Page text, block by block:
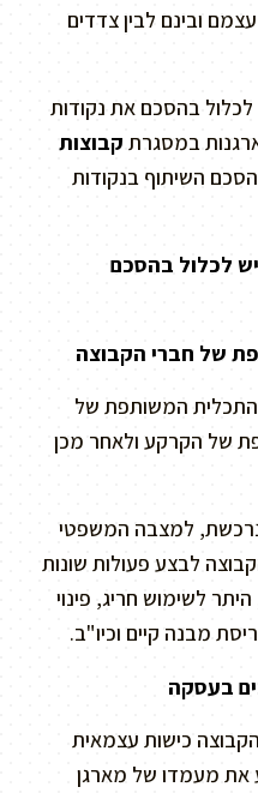
ובינם לבין צדדים
לכלול בהסכם את נקודות
במסגרת קבוצות
השיתוף בנקודות
לכלול בהסכם
של חברי הקבוצה
המשותפת של
של הקרקע ולאחר מכן
למצבה המשפטי
לבצע פעולות שונות
לשימוש חריג, פינוי
מבנה קיים וכיו"ב.
בעסקה
כישות עצמאית
את מעמדו של מארגן